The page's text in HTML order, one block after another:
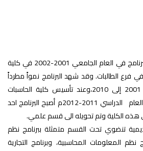
م افتتاح نظم المعلومات كبرنامج في العام الجامعي 2001-2002 في كلية
فرع الطالبات. وقد شهد البرنامج نمواً مطرداً
خلال الأعوام الماضية من 2001 إلى 2010،وعند تأسيس كلية الحاسبات
وتكنولوجيا المعلومات في العام الدراسي 2011-2012م أصبح البرنامج احد
هذه الكلية وتم تحويله الى قسم علمي.
تنضوي تحت القسم متمثلة ببرنامج نظم
نظم المعلومات المحاسبية، وبرنامج التجارية